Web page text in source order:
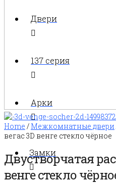
Двери
137 серия
Арки
Замки
Home / Межкомнатные двери
вегас 3D венге стекло чёрное
Двустворчатая
венге стекло